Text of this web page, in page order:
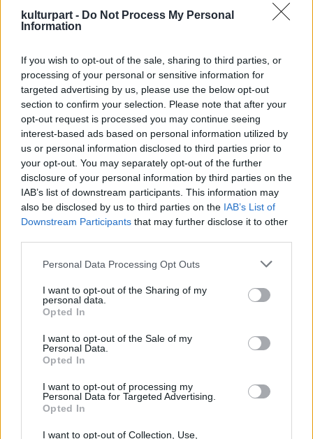
kulturpart - Do Not Process My Personal
Information
If you wish to opt-out of the sale, sharing to third parties, or
processing of your personal or sensitive information for
targeted advertising by us, please use the below opt-out
section to confirm your selection. Please note that after your
opt-out request is processed you may continue seeing
interest-based ads based on personal information utilized by
us or personal information disclosed to third parties prior to
your opt-out. You may separately opt-out of the further
disclosure of your personal information by third parties on the
IAB’s list of downstream participants. This information may
also be disclosed by us to third parties on the IAB’s List of
Downstream Participants that may further disclose it to other
Please note that this website/app uses one or more Google
not limited to your visit or usage behaviour. You may click to
grant or deny consent to Google and its third-party tags to
use your data for below specified purposes in below Google
consent section.
Personal Data Processing Opt Outs
I want to opt-out of the Sharing of my
personal data.
Opted In
I want to opt-out of the Sale of my
Personal Data.
Opted In
I want to opt-out of processing my
Personal Data for Targeted Advertising.
Opted In
I want to opt-out of Collection, Use,
számon tartottPezsgő(1928) ;A szorító
(1927),
Hitchcock egyetlen olyan filmje, amelynek a
Zsarolás, amely néma és hangos verzióban is
elkészült.
Robin Baker, a Brit Filmintézet Nemzeti
Archívumának vezető kurátora így
fogalmazott: "Hálásak vagyunk, hogy
láthatjuk a világ talán legismertebb
filmrendezőjének korai munkáit. Ezek az
alkotások a brit filmtörténet meghatározó
darabjai, és immár elfoglalták jól
megérdemelt helyüket a világ és az Egyesült
UNESCO Film